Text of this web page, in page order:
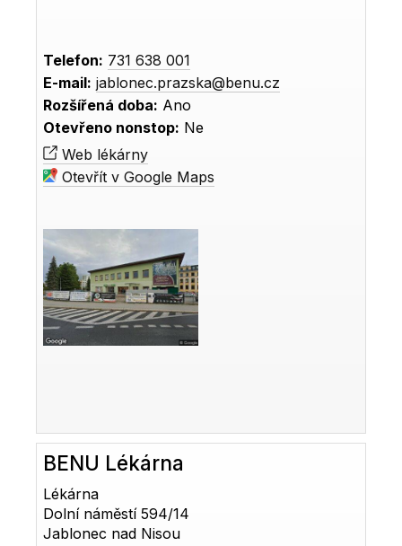
Telefon: 731 638 001
E-mail: jablonec.prazska@benu.cz
Rozšířená doba: Ano
Otevřeno nonstop: Ne
Web lékárny
Otevřít v Google Maps
BENU Lékárna
Lékárna
Dolní náměstí 594/14
Jablonec nad Nisou